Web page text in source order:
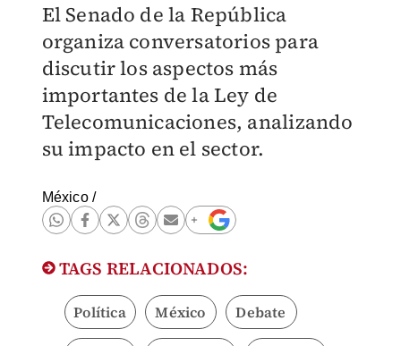
El Senado de la República
organiza conversatorios para
discutir los aspectos más
importantes de la Ley de
Telecomunicaciones, analizando
su impacto en el sector.
México/
TAGS RELACIONADOS:
Política México Debate